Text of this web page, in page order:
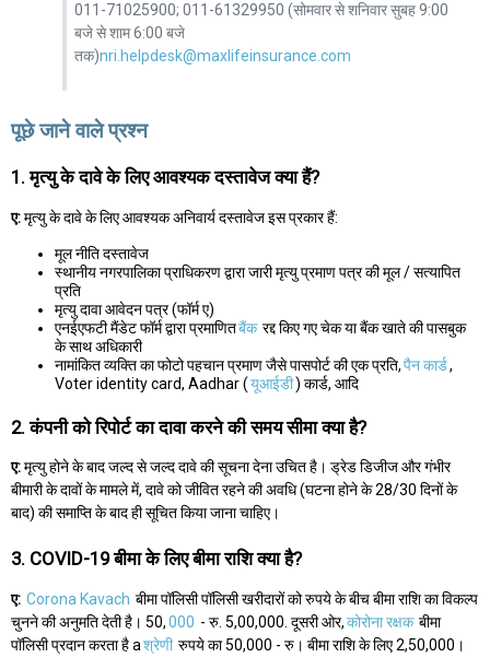
011-71025900; 011-61329950 (सोमवार से शनिवार सुबह 9:00
बजे से शाम 6:00 बजे
तक)nri.helpdesk@maxlifeinsurance.com
पूछे जाने वाले प्रश्न
1. मृत्यु के दावे के लिए आवश्यक दस्तावेज क्या हैं?
ए:मृत्यु के दावे के लिए आवश्यक अनिवार्य दस्तावेज इस प्रकार हैं:
मूल नीति दस्तावेज
स्थानीय नगरपालिका प्राधिकरण द्वारा जारी मृत्यु प्रमाण पत्र की मूल / सत्यापित
प्रति
मृत्यु दावा आवेदन पत्र (फॉर्म ए)
एनईएफटी मैंडेट फॉर्म द्वारा प्रमाणितबैंक रद्द किए गए चेक या बैंक खाते की पासबुक
के साथ अधिकारी
नामांकित व्यक्ति का फोटो पहचान प्रमाण जैसे पासपोर्ट की एक प्रति,पैन कार्ड,
Voter identity card, Aadhar (यूआईडी) कार्ड, आदि
2. कंपनी को रिपोर्ट का दावा करने की समय सीमा क्या है?
ए:मृत्यु होने के बाद जल्द से जल्द दावे की सूचना देना उचित है। ड्रेड डिजीज और गंभीर
बीमारी के दावों के मामले में, दावे को जीवित रहने की अवधि (घटना होने के 28/30 दिनों के
बाद) की समाप्ति के बाद ही सूचित किया जाना चाहिए।
3. COVID-19 बीमा के लिए बीमा राशि क्या है?
ए: Corona Kavach बीमा पॉलिसी पॉलिसी खरीदारों को रुपये के बीच बीमा राशि का विकल्प
चुनने की अनुमति देती है। 50,000 - रु. 5,00,000. दूसरी ओर,कोरोना रक्षक बीमा
पॉलिसी प्रदान करता है aश्रेणी रुपये का 50,000 - रु। बीमा राशि के लिए 2,50,000।